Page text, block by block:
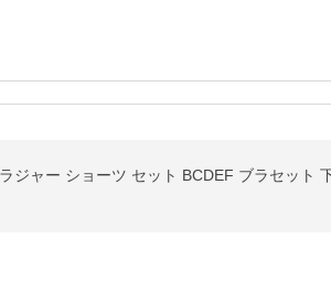
ャー ショーツ セット BCDEF ブラセット